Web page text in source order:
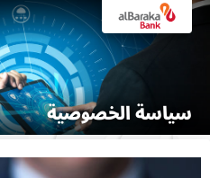
الشركـات
نبذة عن البركة
سياسة الخصوصية